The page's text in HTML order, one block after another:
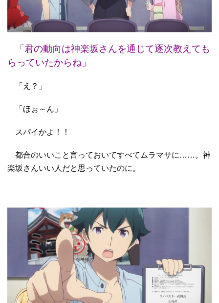
「君の動向は神楽坂さんを通じて逐次教えても
らっていたからね」
「え？」
「ほぉ～ん」
スパイかよ！！
都合のいいこと言っておいてすべてムラマサに……。神
楽坂さんいい人だと思っていたのに。